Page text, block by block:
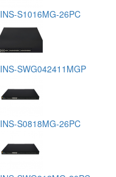
INS-S1016MG-26PC
INS-SWG042411MGP
INS-S0818MG-26PC